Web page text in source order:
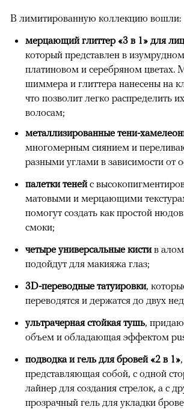
В лимитированную коллекцию вошли:
мерцающий глиттер «3 в 1» для
который представлен в
платиновом и серебряном цветах.
шиммера и глиттера нанесены на
что позволит легко распределить
волосам;
металлизированные тени-
многомерным сиянием и
разными углами в зависимости от
палетки тенейс
матовыми и мерцающими
помогут создать как простой
смоки;
четыре универсальные кистив
подойдут для макияжа глаз;
3D-переводные татуировки,
переводятся и держатся до двух
ультрачерная стойкая тушь,
объем и обладающая эффектом
подводка и гель для бровей «2 в 1»,
представляющая собой, с одной
лайнер для создания стрелок, а с
прозрачный гель для укладки